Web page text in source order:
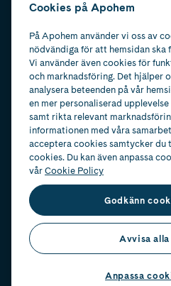
Cookies på Apohem
På Apohem använder vi oss av
nödvändiga för att hemsidan ska
Vi använder även cookies för
och marknadsföring. Det hjälper
analysera beteenden på vår
en mer personaliserad
samt rikta relevant
informationen med våra
acceptera cookies samtycker du
cookies. Du kan även anpassa
vårCookie Policy
Godkänn
Avvisa alla
Anpassa